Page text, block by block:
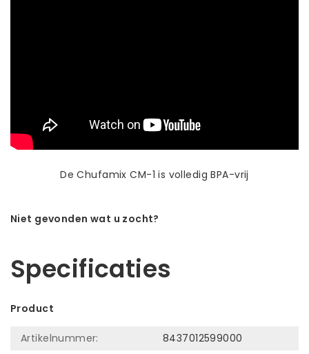
De Chufamix CM-1 is volledig BPA-vrij
Niet gevonden wat u zocht?
Specificaties
Product
Artikelnummer:
8437012599000